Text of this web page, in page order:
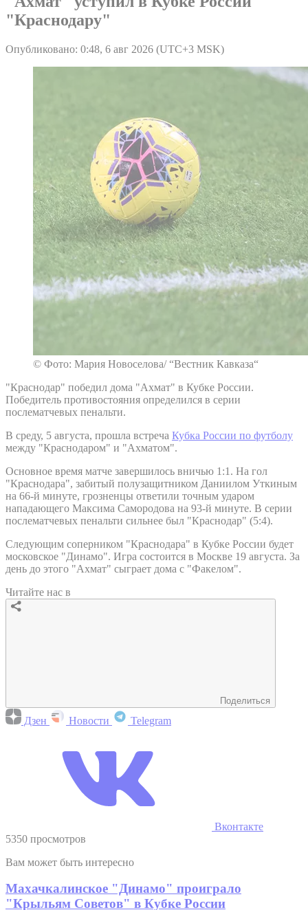
"Краснодару"
Опубликовано: 0:48, 6 авг 2026 (UTC+3 MSK)
© Фото: Мария Новоселова/ “Вестник Кавказа“
"Краснодар" победил дома "Ахмат" в Кубке России.
Победитель противостояния определился в серии
послематчевых пенальти.
В среду, 5 августа, прошла встреча Кубка России по футболу
между "Краснодаром" и "Ахматом".
Основное время матче завершилось вничью 1:1. На гол
"Краснодара", забитый полузащитником Даниилом Уткиным
на 66-й минуте, грозненцы ответили точным ударом
нападающего Максима Самородова на 93-й минуте. В серии
послематчевых пенальти сильнее был "Краснодар" (5:4).
Следующим соперником "Краснодара" в Кубке России будет
московское "Динамо". Игра состоится в Москве 19 августа. За
день до этого "Ахмат" сыграет дома с "Факелом".
Читайте нас в
Поделиться
Дзен Новости Telegram
Вконтакте
5350 просмотров
Вам может быть интересно
Махачкалинское "Динамо" проиграло
"Крыльям Советов" в Кубке России